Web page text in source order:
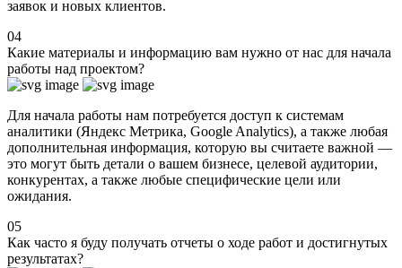
заявок и новых клиентов.
04
Какие материалы и информацию вам нужно от нас для начала
работы над проектом?
Для начала работы нам потребуется доступ к системам
аналитики (Яндекс Метрика, Google Analytics), а также любая
дополнительная информация, которую вы считаете важной —
это могут быть детали о вашем бизнесе, целевой аудитории,
конкурентах, а также любые специфические цели или
ожидания.
05
Как часто я буду получать отчеты о ходе работ и достигнутых
результатах?